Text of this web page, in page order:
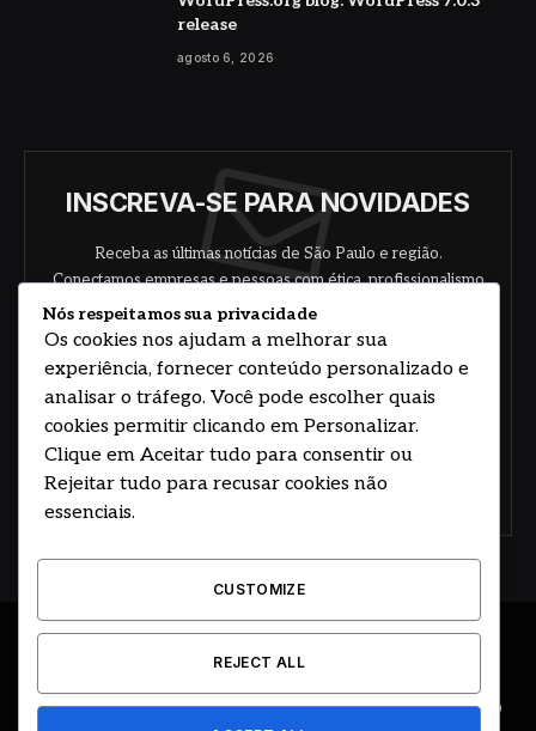
release
agosto 6, 2026
INSCREVA-SE PARA NOVIDADES
Receba as últimas notícias de São Paulo e região.
Conectamos empresas e pessoas com ética, profissionalismo
e responsabilidade.
Concorde com nossos termos e acordo de
© 2026 DESENVOLVIDO POR HOSTING PRIME BRASIL
ÚLTIMAS NOTÍCIAS DESTAQUES CIDADE E REGIÃO
Nós respeitamos sua privacidade
Os cookies nos ajudam a melhorar sua
experiência, fornecer conteúdo personalizado e
analisar o tráfego. Você pode escolher quais
cookies permitir clicando em Personalizar.
Clique em Aceitar tudo para consentir ou
Rejeitar tudo para recusar cookies não
essenciais.
CUSTOMIZE
REJECT ALL